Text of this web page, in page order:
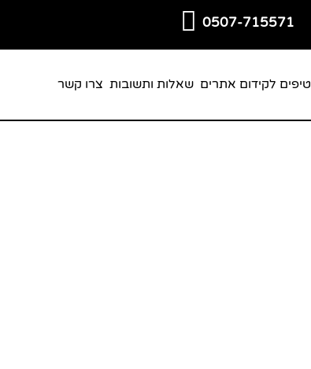
0507-715571
טיפים לקידום אתרים שאלות ותשובות צרו קשר